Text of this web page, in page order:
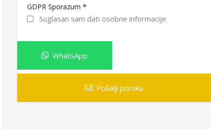
GDPR Sporazum *
Suglasan sam dati osobne informacije
WhatsApp
Pošalji poruku